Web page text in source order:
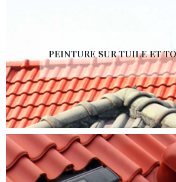
PEINTURE SUR TUILE ET